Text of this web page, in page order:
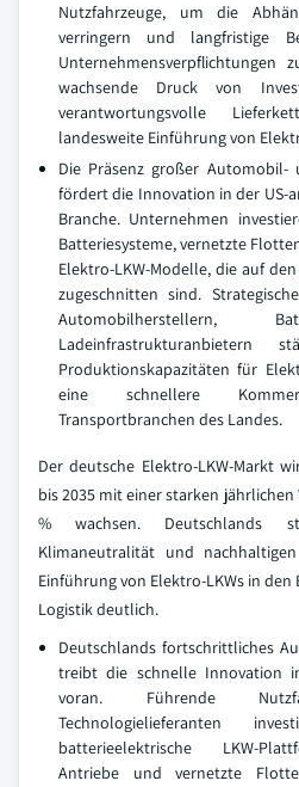
Nutzfahrzeuge, um die
verringern und langfristige
Unternehmensverpflichtungen
wachsende Druck von
verantwortungsvolle
landesweite Einführung von
Die Präsenz großer Automobil-
fördert die Innovation in der US-
Branche. Unternehmen
Batteriesysteme, vernetzte
Elektro-LKW-Modelle, die auf
zugeschnitten sind.
Automobilherstellern,
Ladeinfrastrukturanbietern
Produktionskapazitäten für
eine schnellere
Transportbranchen des Landes.
Der deutsche Elektro-LKW-Markt
bis 2035 mit einer starken
% wachsen. Deutschlands
Klimaneutralität und
Einführung von Elektro-LKWs in
Logistik deutlich.
Deutschlands fortschrittliches
treibt die schnelle Innovation
voran. Führende
Technologielieferanten
batterieelektrische LKW-
Antriebe und vernetzte